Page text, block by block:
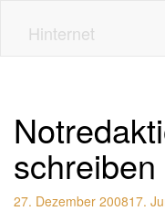
Hinternet
27. Dezember 200817.